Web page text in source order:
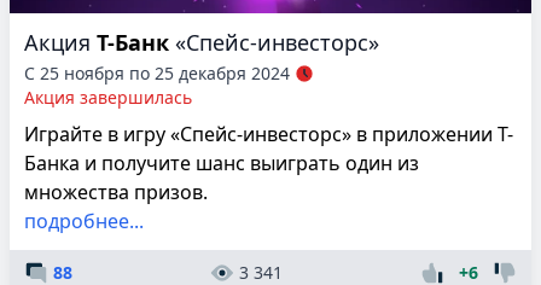
Акция Т-Банк «Спейс-инвесторс»
С 25 ноября по 25 декабря 2024
Акция завершилась
Играйте в игру «Спейс-инвесторс» в приложении Т-
Банка и получите шанс выиграть один из
множества призов.
подробнее...
88 3 341 +6